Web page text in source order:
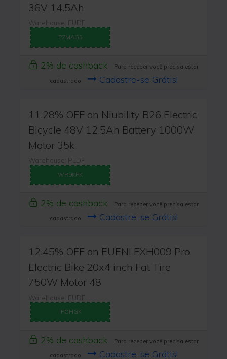
36V 14.5Ah
Warehouse: EUDF
PZMAG5
2% de cashback
Para receber você precisa estar
cadastrado
Cadastre-se Grátis!
11.28% OFF on Niubility B26 Electric
Bicycle 48V 12.5Ah Battery 1000W
Motor 35k
Warehouse: PLDF
WR9KPK
2% de cashback
Para receber você precisa estar
cadastrado
Cadastre-se Grátis!
12.45% OFF on EUENI FXH009 Pro
Electric Bike 20x4 inch Fat Tire
750W Motor 48
Warehouse: EUDF
IPOHGK
2% de cashback
Para receber você precisa estar
cadastrado
Cadastre-se Grátis!